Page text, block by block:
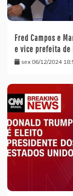
Fred Campos e
e vice prefeita de
sex 06/12/2024